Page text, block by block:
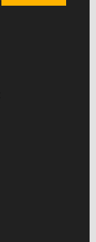
for: